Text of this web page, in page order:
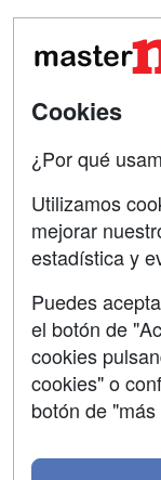
Acceso
Acceso Centros
Contactar
Copyleft
Cookies
¿Por qué
Utilizamos
mejorar
estadística y
Puedes
el botón de
cookies
cookies" o
botón de